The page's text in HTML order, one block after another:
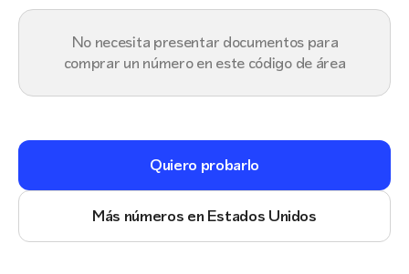
No necesita presentar documentos para
comprar un número en este código de área
Quiero probarlo
Más números en Estados Unidos